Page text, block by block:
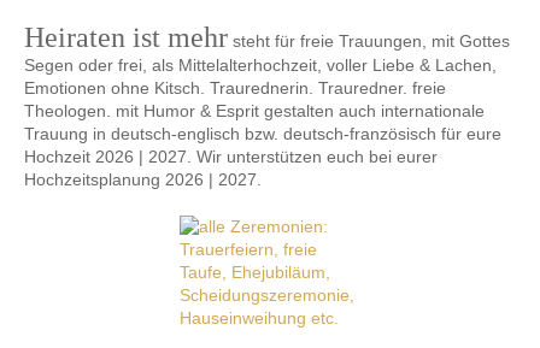
Heiraten ist mehr steht für freie Trauungen, mit Gottes
Segen oder frei, als Mittelalterhochzeit, voller Liebe & Lachen,
Emotionen ohne Kitsch. Traurednerin. Trauredner. freie
Theologen. mit Humor & Esprit gestalten auch internationale
Trauung in deutsch-englisch bzw. deutsch-französisch für eure
Hochzeit 2026 | 2027. Wir unterstützen euch bei eurer
Hochzeitsplanung 2026 | 2027.